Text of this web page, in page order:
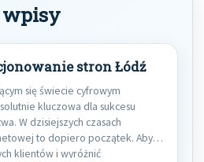
wpisy
stron Łódź
się świecie cyfrowym
kluczowa dla sukcesu
W dzisiejszych czasach
to dopiero początek. Aby
klientów i wyróżnić